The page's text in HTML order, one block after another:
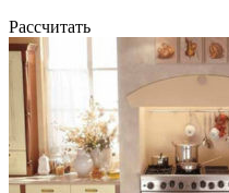
Рассчитать